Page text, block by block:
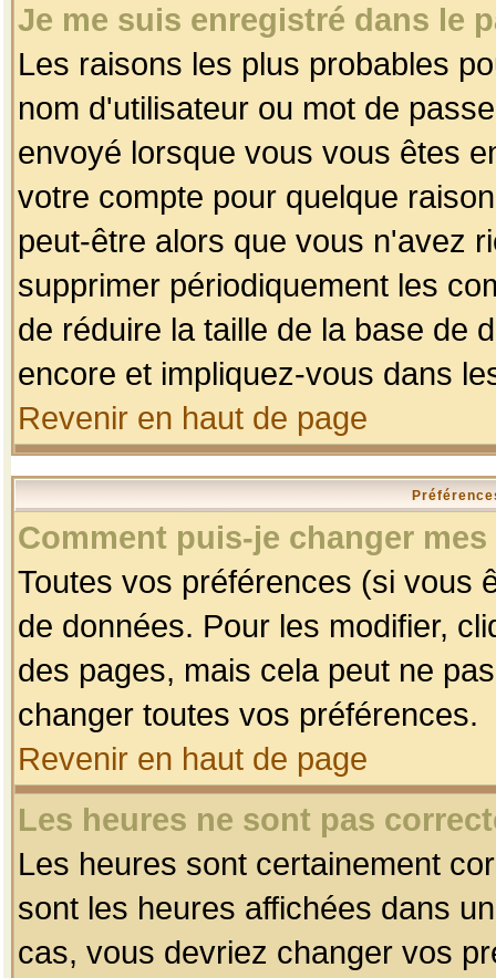
Je me suis enregistré dans le
Les raisons les plus probables
nom d'utilisateur ou mot de
envoyé lorsque vous vous êtes
votre compte pour quelque
peut-être alors que vous n'avez
supprimer périodiquement les
de réduire la taille de la base de
encore et impliquez-vous dans
Revenir en haut de page
Comment puis-je changer
Toutes vos préférences (si vous
de données. Pour les modifier,
des pages, mais cela peut ne
changer toutes vos préférences.
Revenir en haut de page
Les heures ne sont pas
Les heures sont certainement
sont les heures affichées dans
cas, vous devriez changer vos